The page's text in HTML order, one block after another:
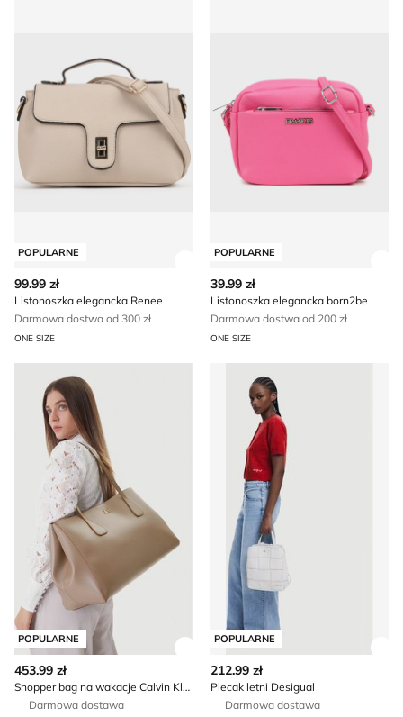
POPULARNE
99.99 zł
Listonoszka elegancka Renee
Darmowa dostwa od 300 zł
ONE SIZE
POPULARNE
39.99 zł
Listonoszka elegancka born2be
Darmowa dostwa od 200 zł
ONE SIZE
Shopper bag na wakacje Calvin Klein
POPULARNE
Zobacz szczegóły produktu
453.99 zł
Shopper bag na wakacje Calvin Klein
Darmowa dostawa
Plecak letni Desigual
POPULARNE
212.99 zł
Plecak letni Desigual
Darmowa dostawa